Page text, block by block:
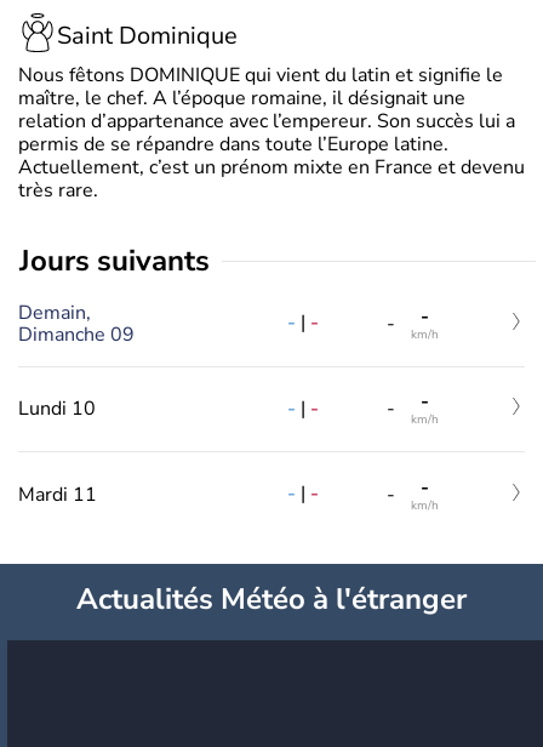
Saint Dominique
Nous fêtons DOMINIQUE qui vient du latin et signifie le
maître, le chef. A l’époque romaine, il désignait une
relation d’appartenance avec l’empereur. Son succès lui a
permis de se répandre dans toute l’Europe latine.
Actuellement, c’est un prénom mixte en France et devenu
très rare.
jours suivants
Demain,
Dimanche 09
- | - - -
km/h
Lundi 10 - | - - -
km/h
Mardi 11 - | - - -
km/h
Actualités Météo à l'étranger